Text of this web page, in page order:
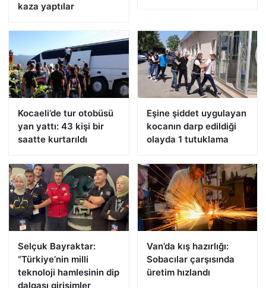
kaza yaptılar
Kocaeli’de tur otobüsü
yan yattı: 43 kişi bir
saatte kurtarıldı
Eşine şiddet uygulayan
kocanın darp edildiği
olayda 1 tutuklama
Selçuk Bayraktar:
“Türkiye’nin milli
teknoloji hamlesinin dip
dalgası girişimler
Van’da kış hazırlığı:
Sobacılar çarşısında
üretim hızlandı